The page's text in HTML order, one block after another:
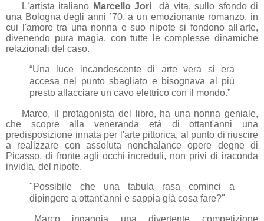
L’artista italiano Marcello Jori dà vita,sullo sfondo di
una Bologna degli anni ’70,a un emozionante romanzo, in
cui l'amore tra una nonna e suo nipote si fondono all'arte,
divenendo pura magia, con tutte le complesse dinamiche
relazionali del caso.
“Una luce incandescente di arte vera si era
accesa nel punto sbagliato e bisognava al più
presto allacciare un cavo elettrico con il mondo.”
Marco, il protagonista del libro, ha una nonna geniale,
che scopre alla veneranda età di ottant'anni una
predisposizione innata per l'arte pittorica, al punto di riuscire
a realizzare con assoluta nonchalance opere degne di
Picasso, di fronte agli occhi increduli, non privi di iraconda
invidia, del nipote.
"Possibile che una tabula rasa cominci a
dipingere a ottant'anni e sappia già cosa fare?"